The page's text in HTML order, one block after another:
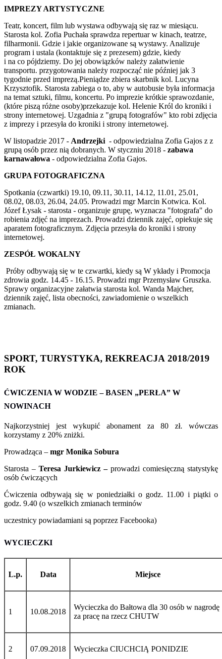
IMPREZY ARTYSTYCZNE
Teatr, koncert, film lub wystawa odbywają się raz w miesiącu.
Starosta kol. Zofia Puchała sprawdza repertuar w kinach, teatrze,
filharmonii. Gdzie i jakie organizowane są wystawy. Analizuje
program i ustala (kontaktuje się z prezesem) gdzie, kiedy
i na co pójdziemy. Do jej obowiązków należy załatwienie
transportu. przygotowania należy rozpocząć nie później jak 3
tygodnie przed imprezą.Pieniądze zbiera skarbnik kol. Lucyna
Krzysztofik. Starosta zabiega o to, aby w autobusie była informacja
na temat sztuki, filmu, koncertu. Po imprezie krótkie sprawozdanie,
(które piszą różne osoby)przekazuje kol. Helenie Król do kroniki i
strony internetowej. Uzgadnia z "grupą fotografów" kto robi zdjęcia
z imprezy i przesyła do kroniki i strony internetowej.
W listopadzie 2017 - Andrzejki - odpowiedzialna Zofia Gajos z z
grupą osób przez nią dobranych. W styczniu 2018 - zabawa
karnawałowa - odpowiedzialna Zofia Gajos.
GRUPA FOTOGRAFICZNA
Spotkania (czwartki) 19.10, 09.11, 30.11, 14.12, 11.01, 25.01,
08.02, 08.03, 26.04, 24.05. Prowadzi mgr Marcin Kotwica. Kol.
Józef Łysak - starosta - organizuje grupę, wyznacza "fotografa" do
robienia zdjęć na imprezach. Prowadzi dziennik zajęć, opiekuje się
aparatem fotograficznym. Zdjęcia przesyła do kroniki i strony
internetowej.
ZESPÓŁ WOKALNY
Próby odbywają się w te czwartki, kiedy są W ykłady i Promocja
zdrowia godz. 14.45 - 16.15. Prowadzi mgr Przemysław Gruszka.
Sprawy organizacyjne załatwia starosta kol. Wanda Majcher,
dziennik zajęć, lista obecności, zawiadomienie o wszelkich
zmianach.
SPORT, TURYSTYKA, REKREACJA 2018/2019
ROK
ĆWICZENIA W WODZIE – BASEN „PERŁA” W
NOWINACH
Najkorzystniej jest wykupić abonament za 80 zł. wówczas
korzystamy z 20% zniżki.
Prowadząca – mgr Monika Sobura
Starosta – Teresa Jurkiewicz – prowadzi comiesięczną statystykę
osób ćwiczących
Ćwiczenia odbywają się w poniedziałki o godz. 11.00 i piątki o
godz. 9.40 (o wszelkich zmianach terminów
uczestnicy powiadamiani są poprzez Facebooka)
WYCIECZKI
L.p. Data Miejsce
1 10.08.2018
Wycieczka do Bałtowa dla 30 osób w nagrodę
za pracę na rzecz CHUTW
2 07.09.2018 Wycieczka CIUCHCIĄ PONIDZIE